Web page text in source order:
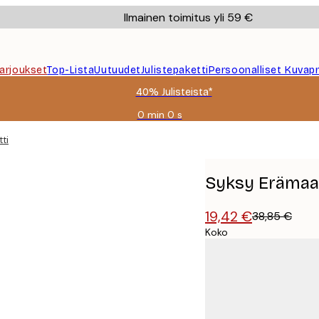
Ilmainen toimitus yli 59 €
Top-ListaUutuudetJulistepakettiPersoonalliset
40% Julisteista*
0 min 0 s
Voimassa
Syksy
19,42 €38,85 €
Koko